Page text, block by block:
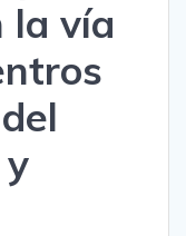
la vía